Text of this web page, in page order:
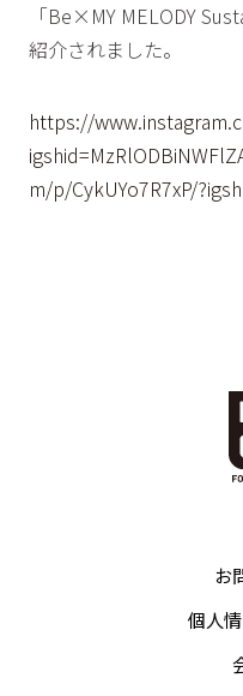
「Be×MY MELODY
紹介されました。
https://
m/p/CykUYo7R7xP/
お
個人